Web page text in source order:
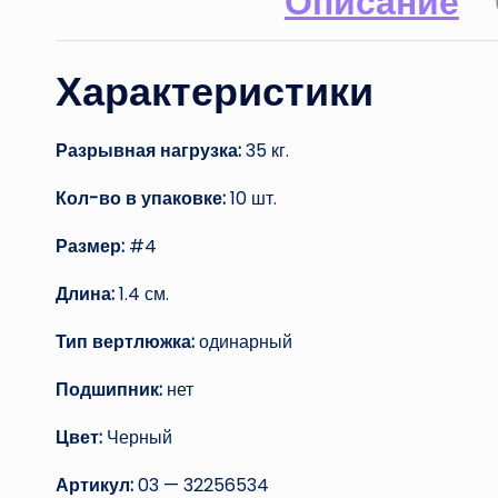
Характеристики
Разрывная нагрузка:35 кг.
Кол-во в упаковке:10 шт.
Размер: #4
Длина:1.4 см.
Тип вертлюжка:одинарный
Подшипник: нет
Цвет: Черный
Артикул:03 — 32256534